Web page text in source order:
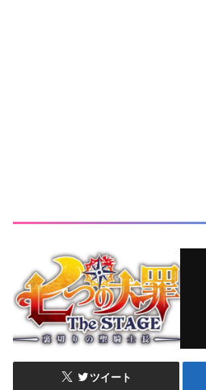
ツイート